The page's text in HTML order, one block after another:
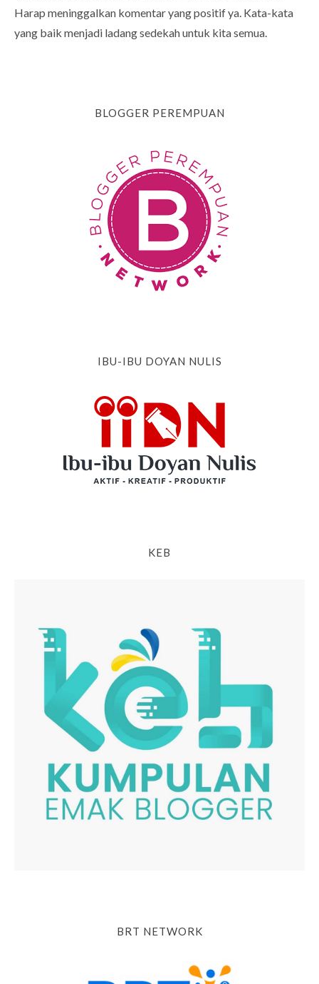
Harap meninggalkan komentar yang positif ya. Kata-kata
yang baik menjadi ladang sedekah untuk kita semua.
BLOGGER PEREMPUAN
IBU-IBU DOYAN NULIS
KEB
BRT NETWORK